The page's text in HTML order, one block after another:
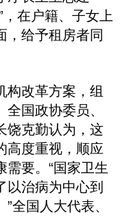
在户籍、子女上
，给予租房者同
改革方案，组
国政协委员、
饶克勤认为，这
高度重视，顺应
需要。“国家卫生
以治病为中心到
全国人大代表、